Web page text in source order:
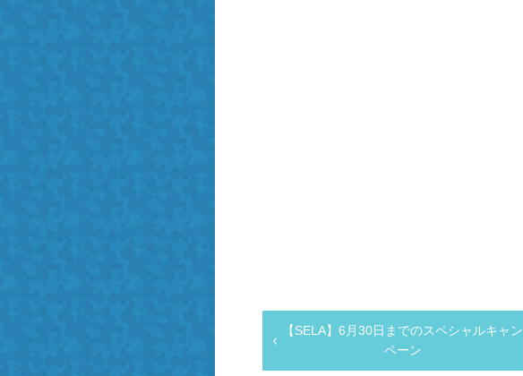
【SELA】6月30日までのスペシャルキャン
ペーン